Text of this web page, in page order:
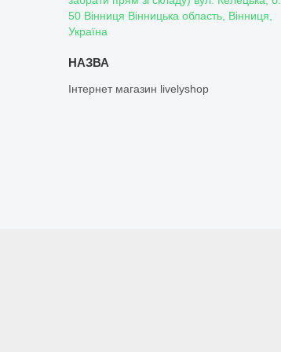
50 Вінниця Вінницька область, Вінниця,
Україна
Інтернет магазин livelyshop